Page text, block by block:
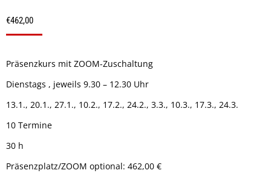
€462,00
Präsenzkurs mit ZOOM-Zuschaltung
Dienstags , jeweils 9.30 – 12.30 Uhr
13.1., 20.1., 27.1., 10.2., 17.2., 24.2., 3.3., 10.3., 17.3., 24.3.
10 Termine
30 h
Präsenzplatz/ZOOM optional: 462,00 €